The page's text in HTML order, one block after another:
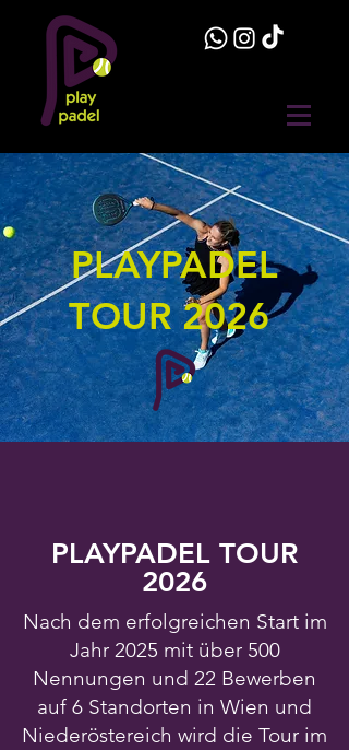
PLAYPADEL
TOUR 2026
PLAYPADEL TOUR
2026
Nach dem erfolgreichen Start im
Jahr 2025 mit über 500
Nennungen und 22 Bewerben
auf 6 Standorten in Wien und
Niederöstereich wird die Tour im